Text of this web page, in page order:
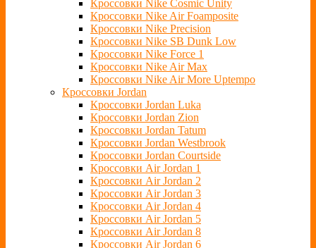
Кроссовки Nike Cosmic Unity
Кроссовки Nike Air Foamposite
Кроссовки Nike Precision
Кроссовки Nike SB Dunk Low
Кроссовки Nike Force 1
Кроссовки Nike Air Max
Кроссовки Nike Air More Uptempo
Кроссовки Jordan
Кроссовки Jordan Luka
Кроссовки Jordan Zion
Кроссовки Jordan Tatum
Кроссовки Jordan Westbrook
Кроссовки Jordan Courtside
Кроссовки Air Jordan 1
Кроссовки Air Jordan 2
Кроссовки Air Jordan 3
Кроссовки Air Jordan 4
Кроссовки Air Jordan 5
Кроссовки Air Jordan 8
Кроссовки Air Jordan 6